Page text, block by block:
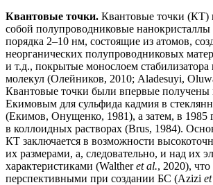
Квантовые точки. Квантовые точки (КТ)
собой полупроводниковые нанокристаллы
порядка 2–10 нм, состоящие из атомов,
неорганических полупроводниковых
и т.д., покрытые монослоем стабилизатора
молекул (Олейников, 2010; Aladesuyi,
Квантовые точки были впервые получены
Екимовым для сульфида кадмия в
(Екимов, Онущенко, 1981), а затем, в
в коллоидных растворах (Brus, 1984).
КТ заключается в возможности
их размерами, а, следовательно, и над их
характеристиками (Waltheret al., 2020), что
перспективными при создании БС (Azizi